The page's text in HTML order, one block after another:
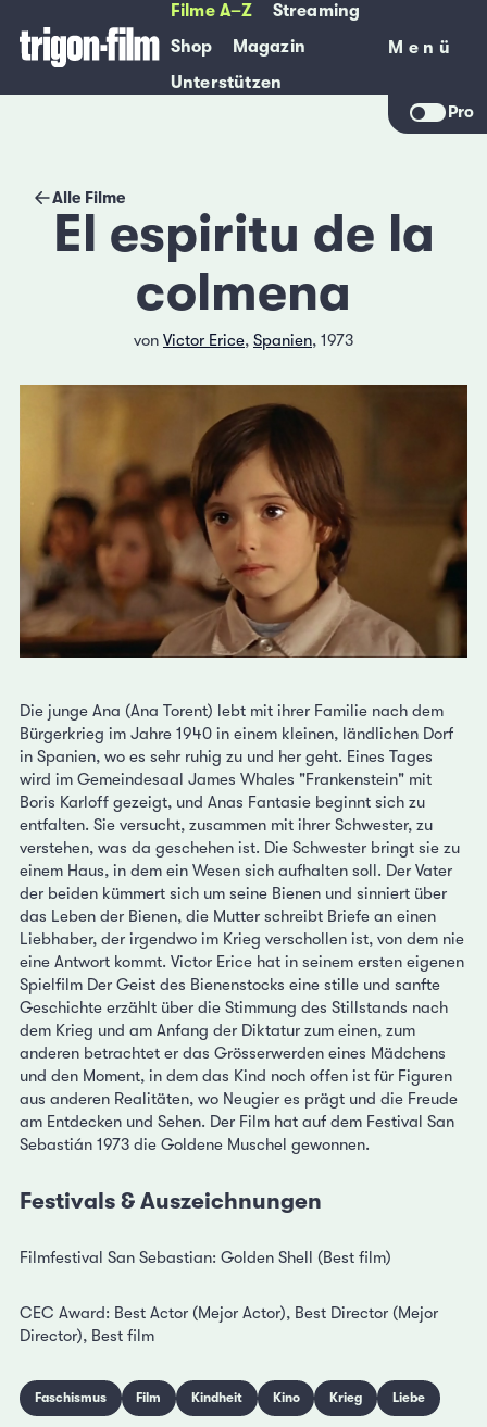
Filme A–Z
Streaming
Shop
Magazin
Unterstützen
Menü
Menü
Pro
Alle Filme
El espiritu de la
colmena
von Victor Erice, Spanien, 1973
Die junge Ana (Ana Torent) lebt mit ihrer Familie nach dem
Bürgerkrieg im Jahre 1940 in einem kleinen, ländlichen Dorf
in Spanien, wo es sehr ruhig zu und her geht. Eines Tages
wird im Gemeindesaal James Whales "Frankenstein" mit
Boris Karloff gezeigt, und Anas Fantasie beginnt sich zu
entfalten. Sie versucht, zusammen mit ihrer Schwester, zu
verstehen, was da geschehen ist. Die Schwester bringt sie zu
einem Haus, in dem ein Wesen sich aufhalten soll. Der Vater
der beiden kümmert sich um seine Bienen und sinniert über
das Leben der Bienen, die Mutter schreibt Briefe an einen
Liebhaber, der irgendwo im Krieg verschollen ist, von dem nie
eine Antwort kommt. Victor Erice hat in seinem ersten eigenen
Spielfilm Der Geist des Bienenstocks eine stille und sanfte
Geschichte erzählt über die Stimmung des Stillstands nach
dem Krieg und am Anfang der Diktatur zum einen, zum
anderen betrachtet er das Grösserwerden eines Mädchens
und den Moment, in dem das Kind noch offen ist für Figuren
aus anderen Realitäten, wo Neugier es prägt und die Freude
am Entdecken und Sehen. Der Film hat auf dem Festival San
Sebastián 1973 die Goldene Muschel gewonnen.
Festivals & Auszeichnungen
Filmfestival San Sebastian: Golden Shell (Best film)
CEC Award: Best Actor (Mejor Actor), Best Director (Mejor
Director), Best film
Faschismus Film Kindheit Kino Krieg Liebe